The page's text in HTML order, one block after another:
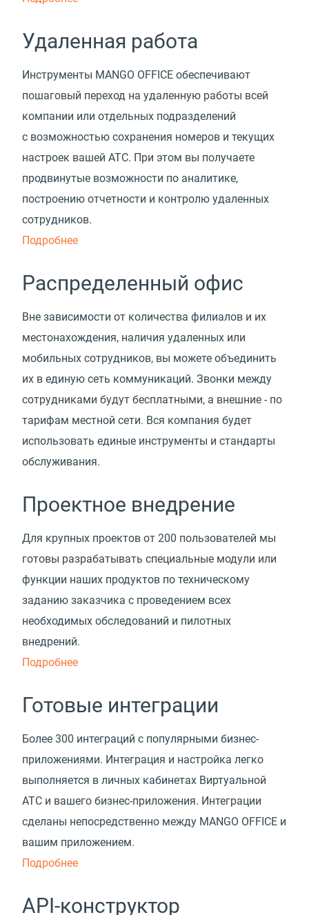
Удаленная работа
Инструменты MANGO OFFICE обеспечивают
пошаговый переход на удаленную работы всей
компании или отдельных подразделений
с возможностью сохранения номеров и текущих
настроек вашей АТС. При этом вы получаете
продвинутые возможности по аналитике,
построению отчетности и контролю удаленных
сотрудников.
Подробнее
Распределенный офис
Вне зависимости от количества филиалов и их
местонахождения, наличия удаленных или
мобильных сотрудников, вы можете объединить
их в единую сеть коммуникаций. Звонки между
сотрудниками будут бесплатными, а внешние - по
тарифам местной сети. Вся компания будет
использовать единые инструменты и стандарты
обслуживания.
Проектное внедрение
Для крупных проектов от 200 пользователей мы
готовы разрабатывать специальные модули или
функции наших продуктов по техническому
заданию заказчика с проведением всех
необходимых обследований и пилотных
внедрений.
Подробнее
Готовые интеграции
Более 300 интеграций с популярными бизнес-
приложениями. Интеграция и настройка легко
выполняется в личных кабинетах Виртуальной
АТС и вашего бизнес-приложения. Интеграции
сделаны непосредственно между MANGO OFFICE и
вашим приложением.
Подробнее
API-конструктор